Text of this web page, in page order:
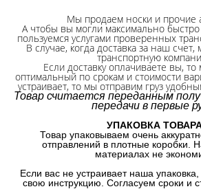
Мы продаем носки и прочие
А чтобы вы могли максимально быстро
пользуемся услугами проверенных
В случае, когда доставка за наш
транспортную
Если доставку оплачиваете вы,
оптимальный по срокам и стоимости
устраивает, то мы отправим груз
Товар считается переданным
передачи в первые
УПАКОВКА
Товар упаковываем очень
отправлений в плотные коробки.
материалах не
Если вас не устраивает наша
свою инструкцию. Согласуем сроки и